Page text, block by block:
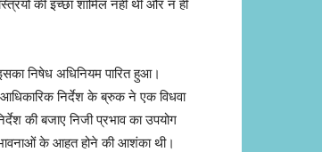
की इच्छा शामिल नहीं थी और न ही
निषेध अधिनियम पारित हुआ।
निर्देश के ब्रुक ने एक विधवा
की बजाए निजी प्रभाव का उपयोग
के आहत होने की आशंका थी।